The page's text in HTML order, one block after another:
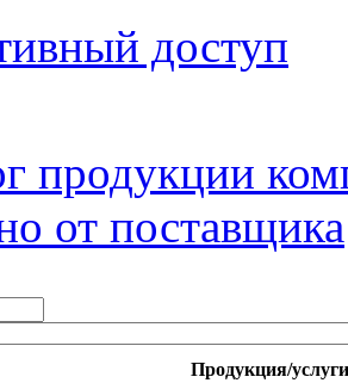
доступ
продукции
от поставщика
Продукция/услуги